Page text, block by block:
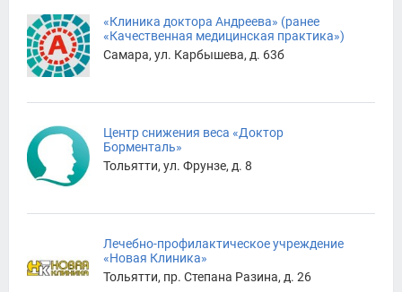
«Клиника доктора Андреева» (ранее
«Качественная медицинская практика»)
Самара, ул. Карбышева, д. 63б
Центр снижения веса «Доктор
Борменталь»
Тольятти, ул. Фрунзе, д. 8
Лечебно-профилактическое учреждение
«Новая Клиника»
Тольятти, пр. Степана Разина, д. 26